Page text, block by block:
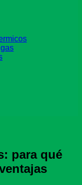
para qué